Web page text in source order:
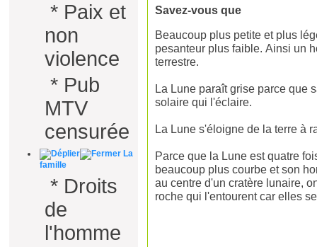
* Paix et
non
violence
* Pub
MTV
censurée
La
famille
* Droits
de
l'homme
Savez-vous que
Beaucoup plus petite et plus
pesanteur plus faible. Ainsi un
terrestre.
La Lune paraît grise parce que
solaire qui l'éclaire.
La Lune s'éloigne de la terre à
Parce que la Lune est quatre
beaucoup plus courbe et son
au centre d'un cratère lunaire,
roche qui l'entourent car elles